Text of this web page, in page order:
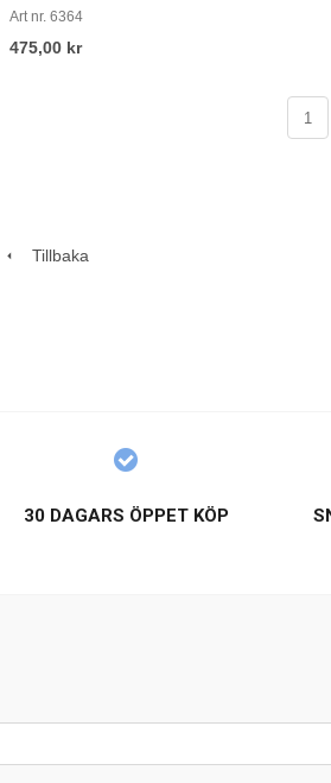
Art nr. 6364
475,00 kr
Tillbaka
30 DAGARS ÖPPET KÖP